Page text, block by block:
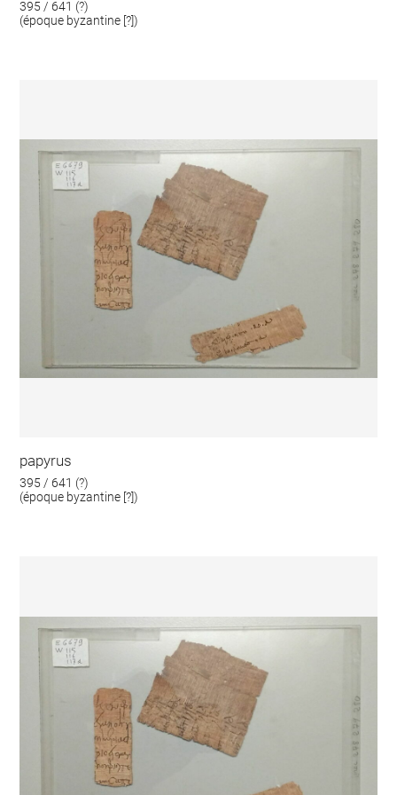
395 / 641 (?)
(époque byzantine [?])
papyrus
395 / 641 (?)
(époque byzantine [?])